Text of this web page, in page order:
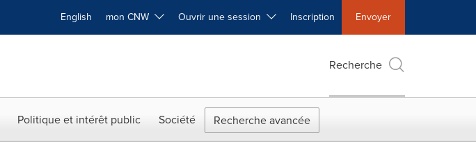
English mon CNW Ouvrir une session Inscription Envoyer
Recherche
Politique et intérêt public Société Recherche avancée